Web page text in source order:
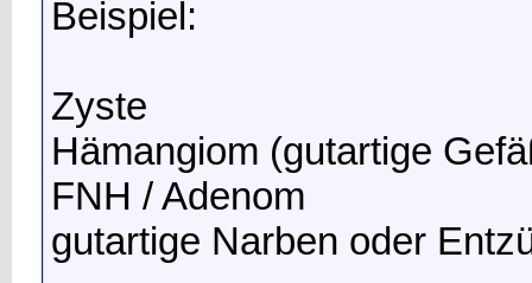
Beispiel:
Zyste
Hämangiom (gutartige
FNH / Adenom
gutartige Narben oder